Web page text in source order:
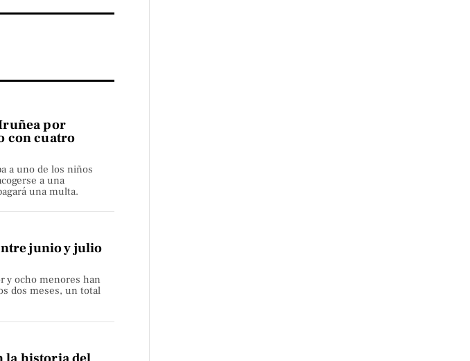
por
con cuatro
a uno de los niños
a una
una multa.
junio y julio
y ocho menores han
dos meses, un total